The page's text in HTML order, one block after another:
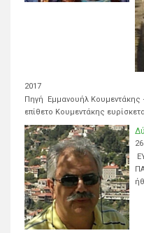
2017
Πηγή Εμμανουήλ
επίθετο Κουμεντάκης